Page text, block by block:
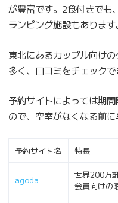
が豊富です。2食付きでも
ランピング施設もあります
東北にあるカップル向け
多く、口コミをチェックで
予約サイトによっては期
ので、空室がなくなる前
予約サイト名 特長
agoda
世界200万
会員向けの